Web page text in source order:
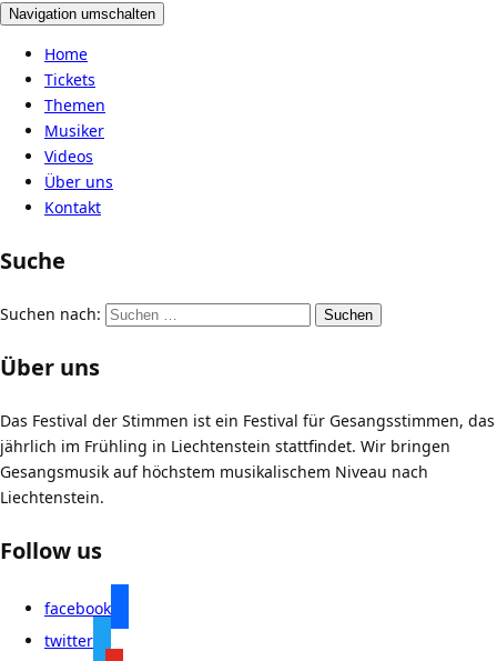
Navigation umschalten
Home
Tickets
Themen
Musiker
Videos
Über uns
Kontakt
Suche
Suchen nach:
Über uns
Das Festival der Stimmen ist ein Festival für Gesangsstimmen, das
jährlich im Frühling in Liechtenstein stattfindet. Wir bringen
Gesangsmusik auf höchstem musikalischem Niveau nach
Liechtenstein.
Follow us
facebook
twitter